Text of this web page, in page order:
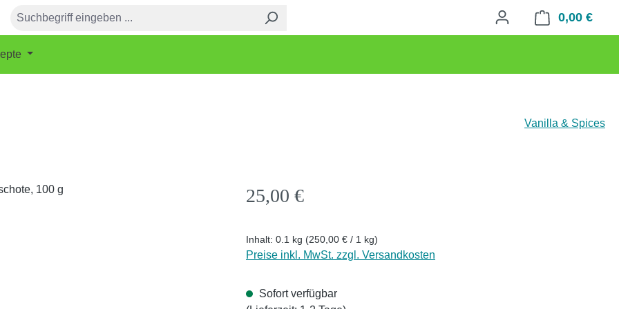
0,00 €
Vanilla & Spices
Regulärer Preis:
25,00 €
Inhalt: 0.1 kg (250,00 € / 1 kg)
Preise inkl. MwSt. zzgl. Versandkosten
Sofort verfügbar